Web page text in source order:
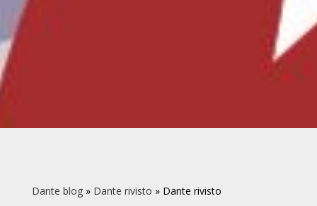
Dante blog» Dante rivisto » Dante rivisto